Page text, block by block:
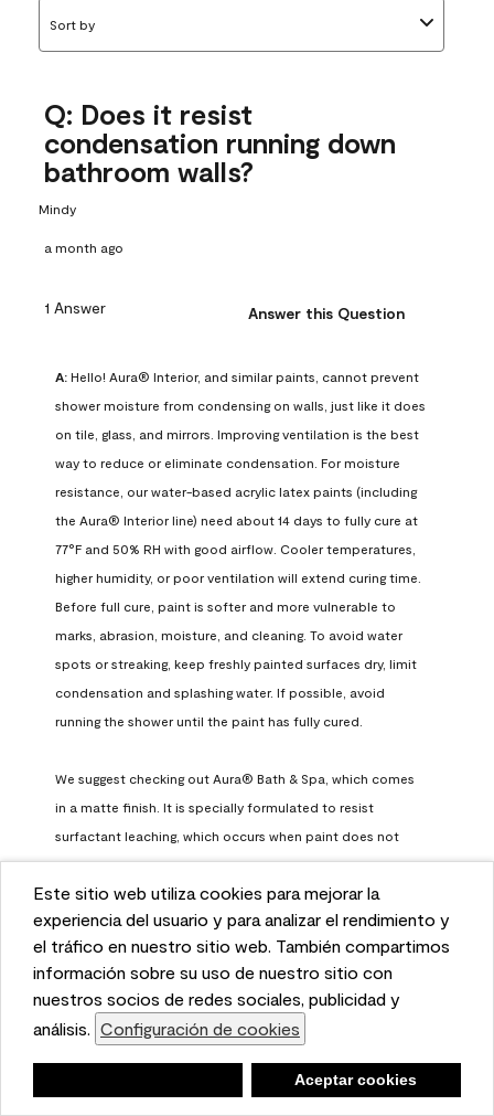
This website uses cookies to enhance user experience
and to analyze performance and traffic on our website.
We also share information about your use of our site
with our social media, advertising, and analytics
partners. Cookie Settings
Accept Cookies
Este sitio web utiliza cookies para mejorar la
experiencia del usuario y para analizar el rendimiento y
el tráfico en nuestro sitio web. También compartimos
información sobre su uso de nuestro sitio con
nuestros socios de redes sociales, publicidad y
análisis. Configuración de cookies
Aceptar cookies
Sort by
Q: Does it resist
condensation running down
bathroom walls?
Mindy
a month ago
1 Answer Answer this Question
A: Hello! Aura® Interior, and similar paints, cannot prevent
shower moisture from condensing on walls, just like it does
on tile, glass, and mirrors. Improving ventilation is the best
way to reduce or eliminate condensation. For moisture
resistance, our water-based acrylic latex paints (including
the Aura® Interior line) need about 14 days to fully cure at
77°F and 50% RH with good airflow. Cooler temperatures,
higher humidity, or poor ventilation will extend curing time.
Before full cure, paint is softer and more vulnerable to
marks, abrasion, moisture, and cleaning. To avoid water
spots or streaking, keep freshly painted surfaces dry, limit
condensation and splashing water. If possible, avoid
running the shower until the paint has fully cured.
We suggest checking out Aura® Bath & Spa, which comes
in a matte finish. It is specially formulated to resist
surfactant leaching, which occurs when paint does not
have enough time to fully cure before being exposed to
high humidity. To learn more, feel free to check it out here:
https://www.benjaminmoore.com/en-us/interior-exterior-
paints-stains/product-catalog/abs/aura-bath-and-spa-
paint
Benjamin Moore Support
a month ago